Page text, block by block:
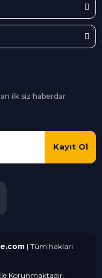
ilk siz haberdar
Kayıt Ol
| Tüm hakları
Korunmaktadır.